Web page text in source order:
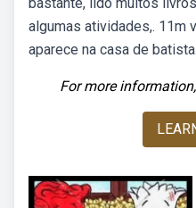
algumas atividades,. 11m
aparece na casa de batista.
For more